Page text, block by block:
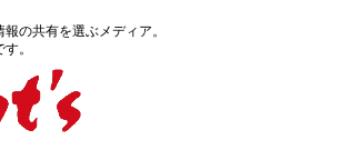
の共有を選ぶメディア。
。